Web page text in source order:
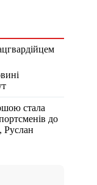
стала
до
Руслан